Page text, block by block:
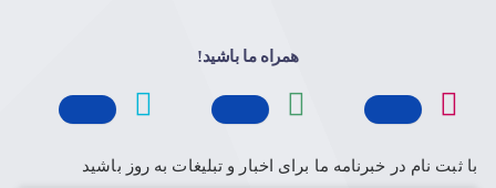
همراه ما باشید!
با ثبت نام در خبرنامه ما برای اخبار و تبلیغات به روز باشید